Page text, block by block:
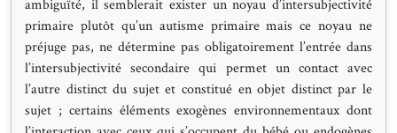
ambiguïté, il semblerait exister un noyau d’intersubjectivité
primaire plutôt qu’un autisme primaire mais ce noyau ne
préjuge pas, ne détermine pas obligatoirement l’entrée dans
l’intersubjectivité secondaire qui permet un contact avec
l’autre distinct du sujet et constitué en objet distinct par le
sujet ; certains éléments exogènes environnementaux dont